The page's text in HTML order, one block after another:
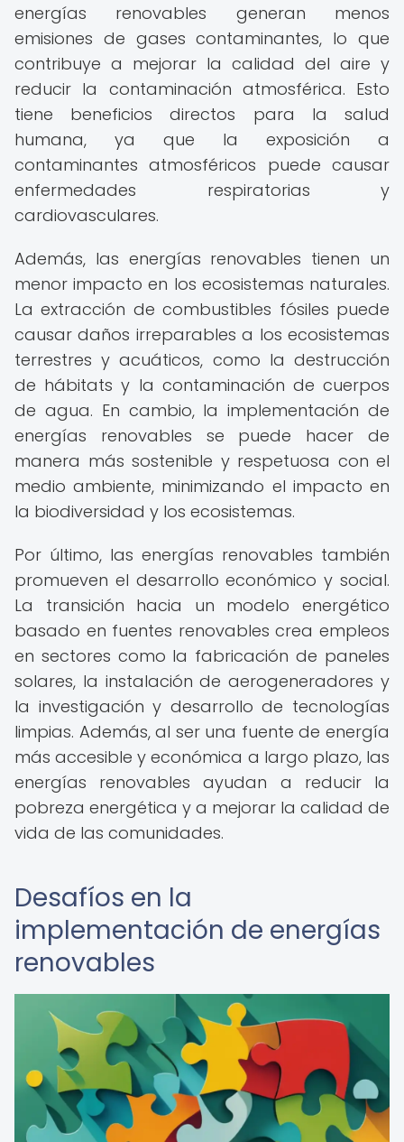
energías renovables generan menos
emisiones de gases contaminantes, lo que
contribuye a mejorar la calidad del aire y
reducir la contaminación atmosférica. Esto
tiene beneficios directos para la salud
humana, ya que la exposición a
contaminantes atmosféricos puede causar
enfermedades respiratorias y
cardiovasculares.
Además, las energías renovables tienen un
menor impacto en los ecosistemas naturales.
La extracción de combustibles fósiles puede
causar daños irreparables a los ecosistemas
terrestres y acuáticos, como la destrucción
de hábitats y la contaminación de cuerpos
de agua. En cambio, la implementación de
energías renovables se puede hacer de
manera más sostenible y respetuosa con el
medio ambiente, minimizando el impacto en
la biodiversidad y los ecosistemas.
Por último, las energías renovables también
promueven el desarrollo económico y social.
La transición hacia un modelo energético
basado en fuentes renovables crea empleos
en sectores como la fabricación de paneles
solares, la instalación de aerogeneradores y
la investigación y desarrollo de tecnologías
limpias. Además, al ser una fuente de energía
más accesible y económica a largo plazo, las
energías renovables ayudan a reducir la
pobreza energética y a mejorar la calidad de
vida de las comunidades.
Desafíos en la
implementación de energías
renovables